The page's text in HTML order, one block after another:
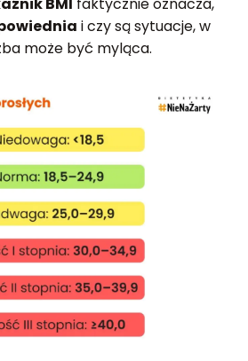
i czy są sytuacje, w
może być myląca.